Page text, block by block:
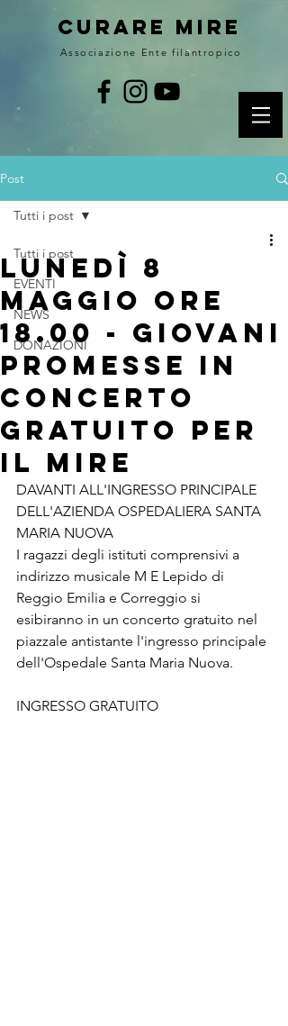
curare MIRE
Associazione Ente filantropico
Post
Tutti i post
EVENTI
NEWS
DONAZIONI
Tutti i post
Lunedì 8
maggio ore
18.00 - GIOVANI
PROMESSE in
concerto
gratuito per
il MIRE
DAVANTI ALL'INGRESSO PRINCIPALE
DELL'AZIENDA OSPEDALIERA SANTA
MARIA NUOVA
I ragazzi degli istituti comprensivi a
indirizzo musicale M E Lepido di
Reggio Emilia e Correggio si
esibiranno in un concerto gratuito nel
piazzale antistante l'ingresso principale
dell'Ospedale Santa Maria Nuova.
INGRESSO GRATUITO